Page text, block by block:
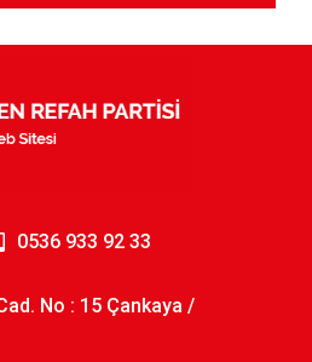
0536 933 92 33
No : 15 Çankaya /